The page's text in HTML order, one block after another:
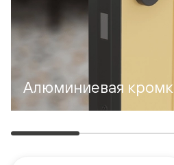
Алюминиевая